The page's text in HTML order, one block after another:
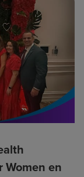
Women en